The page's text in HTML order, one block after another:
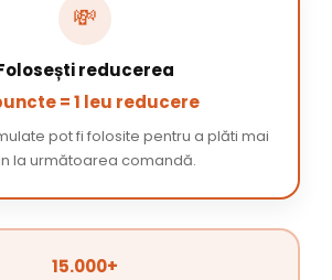
💸
reducerea
= 1 leu reducere
pot fi folosite pentru a plăti mai
la următoarea comandă.
15.000+